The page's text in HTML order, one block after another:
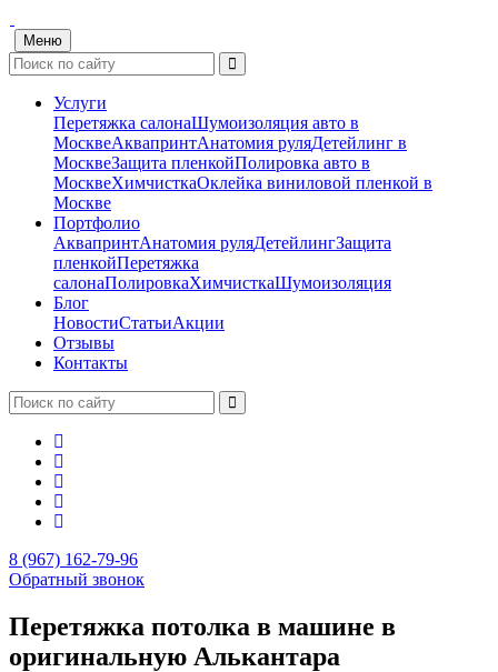
Меню
Услуги
Перетяжка салонаШумоизоляция авто в
МосквеАквапринтАнатомия руляДетейлинг в
МосквеЗащита пленкойПолировка авто в
МосквеХимчисткаОклейка виниловой пленкой в
Москве
Портфолио
АквапринтАнатомия руляДетейлингЗащита
пленкойПеретяжка
салонаПолировкаХимчисткаШумоизоляция
Блог
НовостиСтатьиАкции
Отзывы
Контакты
8 (967) 162-79-96
Обратный звонок
Перетяжка потолка в машине в
оригинальную Алькантара